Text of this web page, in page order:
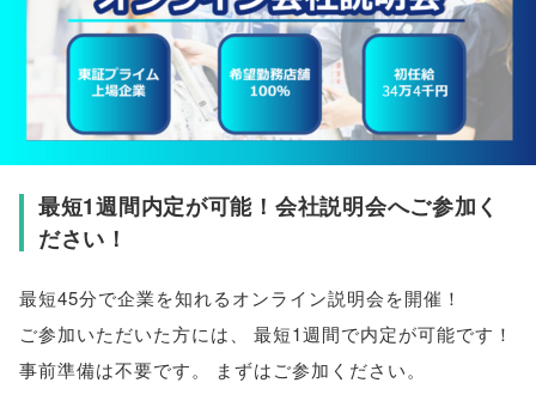
最短1週間内定が可能！会社説明会へご参加く
ださい！
最短45分で企業を知れるオンライン説明会を開催！
ご参加いただいた方には、
最短1週間で内定が可能です！
事前準備は不要です。 まずはご参加ください。